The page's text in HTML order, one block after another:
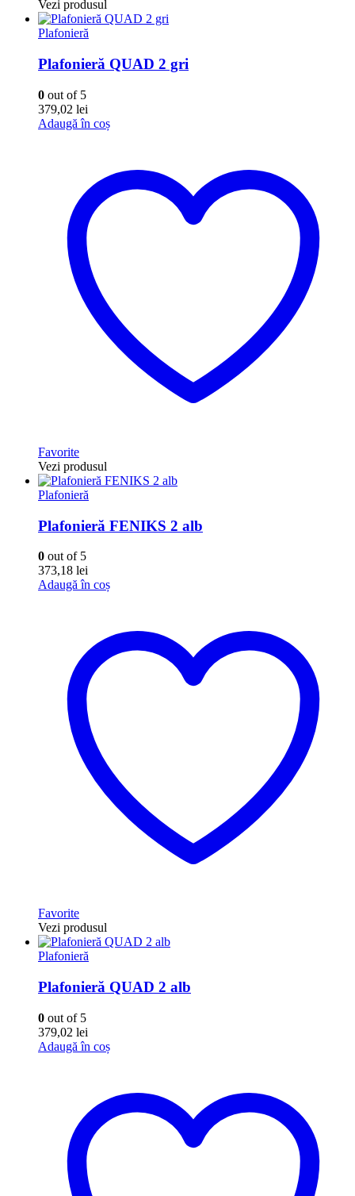
Vezi produsul
Plafonieră
Plafonieră QUAD 2 gri
0 out of 5
379,02 lei
Adaugă în coș
Favorite
Vezi produsul
Plafonieră
Plafonieră FENIKS 2 alb
0 out of 5
373,18 lei
Adaugă în coș
Favorite
Vezi produsul
Plafonieră
Plafonieră QUAD 2 alb
0 out of 5
379,02 lei
Adaugă în coș